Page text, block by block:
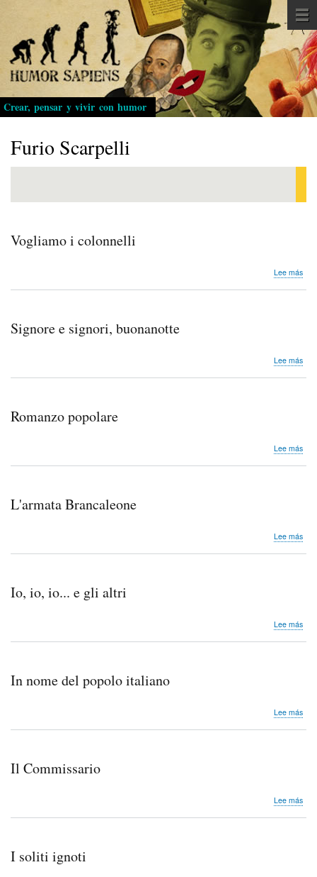
Pasar
al
contenido
principal
Crear, pensar y vivir con humor
Furio Scarpelli
Vogliamo i colonnelli
Lee más
Signore e signori, buonanotte
Lee más
Romanzo popolare
Lee más
L'armata Brancaleone
Lee más
Io, io, io... e gli altri
Lee más
In nome del popolo italiano
Lee más
Il Commissario
Lee más
I soliti ignoti